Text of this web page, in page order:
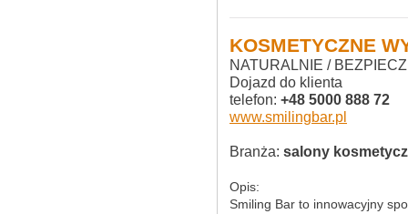
KOSMETYCZNE
NATURALNIE /
Dojazd do klienta
telefon: +48 5000 888 72
www.smilingbar.pl
Branża: salony
Opis:
Smiling Bar to innowacyjny